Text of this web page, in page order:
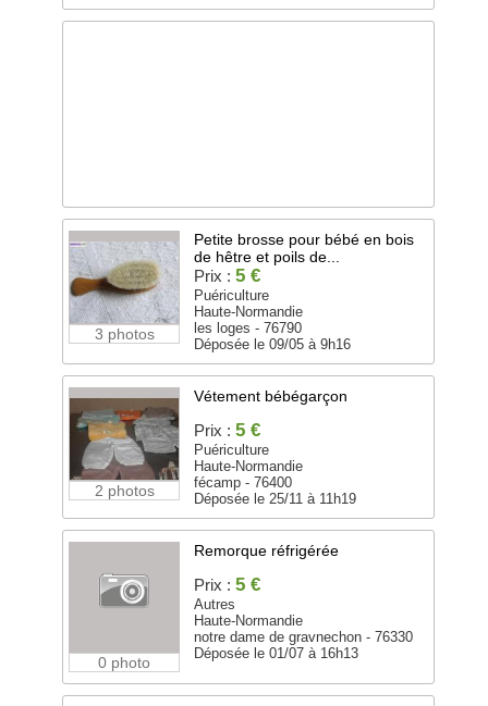
3 photos
Petite brosse pour bébé en bois
de hêtre et poils de...
Prix : 5 €
Puériculture
Haute-Normandie
les loges - 76790
Déposée le 09/05 à 9h16
2 photos
Vétement bébégarçon
Prix : 5 €
Puériculture
Haute-Normandie
fécamp - 76400
Déposée le 25/11 à 11h19
0 photo
Remorque réfrigérée
Prix : 5 €
Autres
Haute-Normandie
notre dame de gravnechon - 76330
Déposée le 01/07 à 16h13